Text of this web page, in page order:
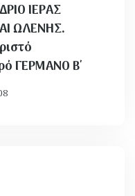
ΙΕΡΑΣ
ΩΛΕΝΗΣ.
ΓΕΡΜΑΝΟ Β΄